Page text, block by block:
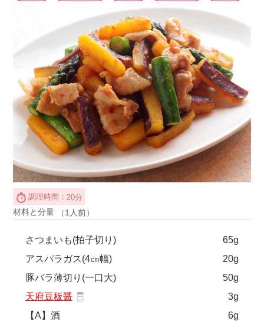
調理時間： 20分
材料と分量 （1人前）
さつまいも(拍子切り)
65g
アスパラガス(4㎝幅)
20g
豚バラ薄切り(一口大)
50g
天府豆板醤
3g
【A】酒
6g